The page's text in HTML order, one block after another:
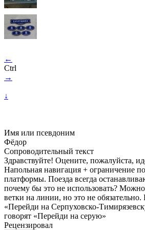
←
Ctrl
→
↓
Имя или псевдоним
Фёдор
Сопроводительный текст
Здравствуйте! Оцените, пожалуйста,
Напольная навигация + ограничение
платформы. Поезда всегда
почему бы это не использовать?
ветки на линии, но это не
«Перейди на Серпуховско-
говорят «Перейди на серую»
Рецензировал